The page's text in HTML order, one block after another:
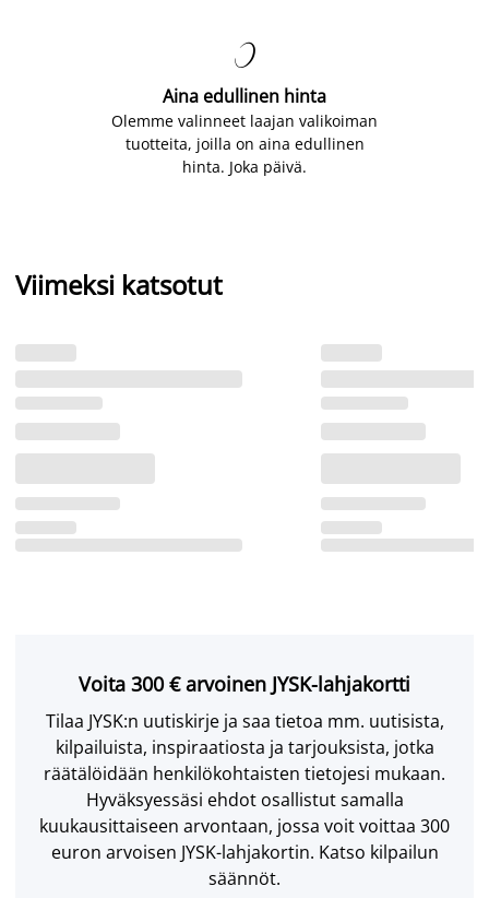

Aina edullinen hinta
Olemme valinneet laajan valikoiman
tuotteita, joilla on aina edullinen
hinta. Joka päivä.
Viimeksi katsotut
Voita 300 € arvoinen JYSK-lahjakortti
Tilaa JYSK:n uutiskirje ja saa tietoa mm. uutisista,
kilpailuista, inspiraatiosta ja tarjouksista, jotka
räätälöidään henkilökohtaisten tietojesi mukaan.
Hyväksyessäsi ehdot osallistut samalla
kuukausittaiseen arvontaan, jossa voit voittaa 300
euron arvoisen JYSK-lahjakortin. Katso kilpailun
säännöt.